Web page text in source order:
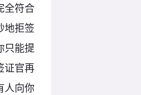
全符合
地拒签
只能提
证官再
人向你